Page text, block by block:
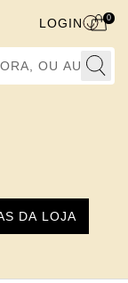
LOGIN 0
DA LOJA